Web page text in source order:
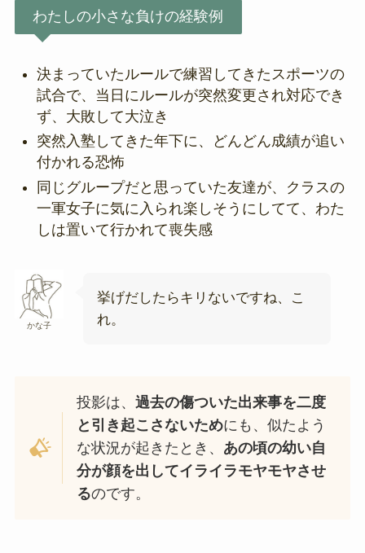
わたしの小さな負けの経験例
決まっていたルールで練習してきたスポーツの
試合で、当日にルールが突然変更され対応でき
ず、大敗して大泣き
突然入塾してきた年下に、どんどん成績が追い
付かれる恐怖
同じグループだと思っていた友達が、クラスの
一軍女子に気に入られ楽しそうにしてて、わた
しは置いて行かれて喪失感
かな子
挙げだしたらキリないですね、こ
れ。
投影は、過去の傷ついた出来事を二度
と引き起こさないためにも、似たよう
な状況が起きたとき、 あの頃の幼い自
分が顔を出してイライラモヤモヤさせ
るのです。